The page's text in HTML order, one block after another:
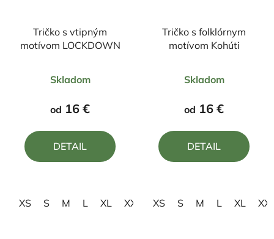
Tričko s vtipným
motívom LOCKDOWN
hodnotenie
produktu
4,0
z
Skladom
od 16 €
DETAIL
XS S M L XL XXL 3XL
Tričko s folklórnym
motívom Kohúti
hodnotenie
produktu
4,5
z
Skladom
od 16 €
DETAIL
XS S M L XL